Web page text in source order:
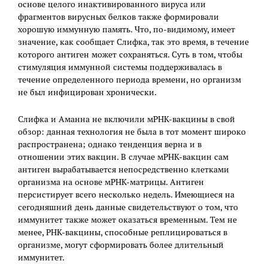
основе целого инактивированного вируса или
фрагментов вирусных белков также формировали
хорошую иммунную память. Что, по-видимому, имеет
значение, как сообщает Слифка, так это время, в течение
которого антиген может сохраняться. Суть в том, чтобы
стимуляция иммунной системы поддерживалась в
течение определенного периода времени, но организм
не был инфицирован хронически.
Слифка и Аманна не включили мРНК-вакцины в свой
обзор: данная технология не была в тот момент широко
распространена; однако тенденция верна и в
отношении этих вакцин. В случае мРНК-вакцин сам
антиген вырабатывается непосредственно клетками
организма на основе мРНК-матрицы. Антиген
персистирует всего несколько недель. Имеющиеся на
сегодняшний день данные свидетельствуют о том, что
иммунитет также может оказаться временным. Тем не
менее, РНК-вакцины, способные реплицироваться в
организме, могут сформировать более длительный
иммунитет.